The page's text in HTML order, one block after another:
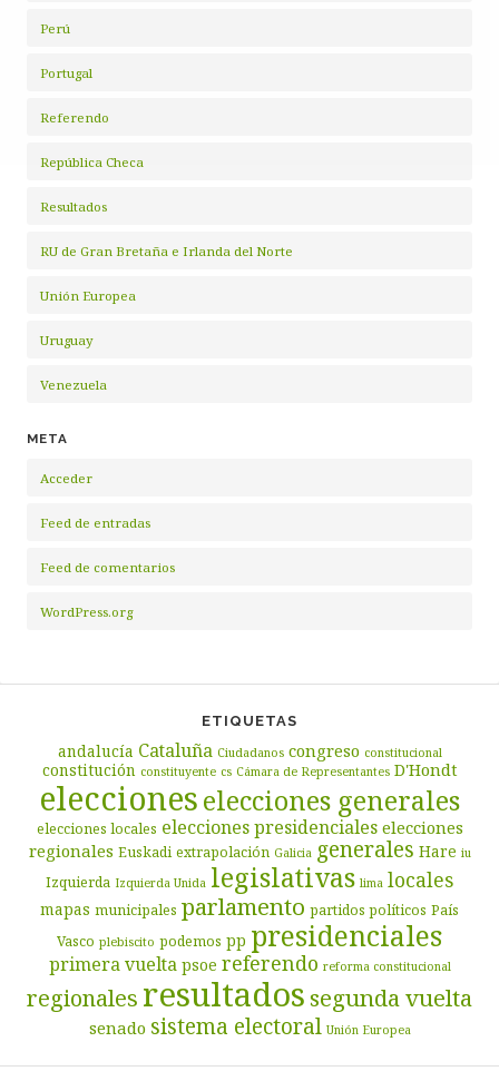
Perú
Portugal
Referendo
República Checa
Resultados
RU de Gran Bretaña e Irlanda del Norte
Unión Europea
Uruguay
Venezuela
META
Acceder
Feed de entradas
Feed de comentarios
WordPress.org
ETIQUETAS
andalucía Cataluña Ciudadanos congreso constitucional
constitución constituyente cs Cámara de Representantes D'Hondt
eleccioneselecciones generales
elecciones locales elecciones presidenciales elecciones
regionales Euskadi extrapolación Galicia generales Hare iu
Izquierda Izquierda Unida legislativas lima locales
mapas municipales parlamento partidos políticos País
Vasco plebiscito podemos pp presidenciales
primera vuelta psoe referendo reforma constitucional
regionales resultadossegunda vuelta
senado sistema electoral Unión Europea